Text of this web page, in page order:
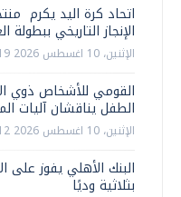
اتحاد كرة اليد يكرم
الإنجاز التاريخي ببطولة
الإثنين، 10 اغسطس 2026 10:19 م
القومي للأشخاص ذوي
الطفل يناقشان آليات
الإثنين، 10 اغسطس 2026 10:12 م
البنك الأهلي يفوز على
بثلاثية وديًا